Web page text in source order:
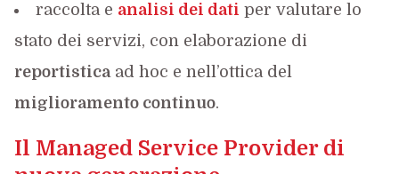
raccolta e analisi dei dati per valutare lo
stato dei servizi, con elaborazione di
reportisticaad hoc e nell’ottica del
miglioramento continuo.
Il Managed Service Provider di